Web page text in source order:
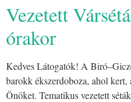
Vezetett
órakor
Kedves Látogatók! A
barokk ékszerdoboza, ahol
Önöket. Tematikus vezetett